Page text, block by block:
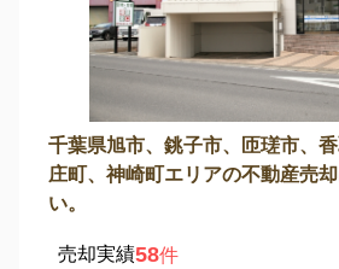
千葉県旭市、銚子市、匝瑳市、
庄町、神崎町エリアの不動産売
い。
売却実績58件